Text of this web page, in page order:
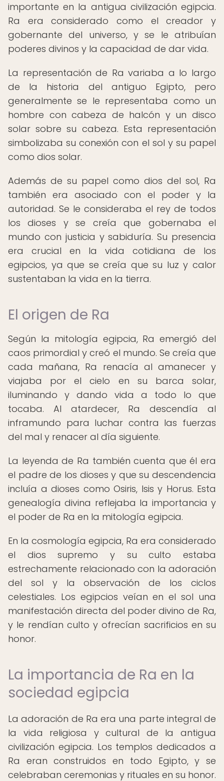
importante en la antigua civilización egipcia.
Ra era considerado como el creador y
gobernante del universo, y se le atribuían
poderes divinos y la capacidad de dar vida.
La representación de Ra variaba a lo largo
de la historia del antiguo Egipto, pero
generalmente se le representaba como un
hombre con cabeza de halcón y un disco
solar sobre su cabeza. Esta representación
simbolizaba su conexión con el sol y su papel
como dios solar.
Además de su papel como dios del sol, Ra
también era asociado con el poder y la
autoridad. Se le consideraba el rey de todos
los dioses y se creía que gobernaba el
mundo con justicia y sabiduría. Su presencia
era crucial en la vida cotidiana de los
egipcios, ya que se creía que su luz y calor
sustentaban la vida en la tierra.
El origen de Ra
Según la mitología egipcia, Ra emergió del
caos primordial y creó el mundo. Se creía que
cada mañana, Ra renacía al amanecer y
viajaba por el cielo en su barca solar,
iluminando y dando vida a todo lo que
tocaba. Al atardecer, Ra descendía al
inframundo para luchar contra las fuerzas
del mal y renacer al día siguiente.
La leyenda de Ra también cuenta que él era
el padre de los dioses y que su descendencia
incluía a dioses como Osiris, Isis y Horus. Esta
genealogía divina reflejaba la importancia y
el poder de Ra en la mitología egipcia.
En la cosmología egipcia, Ra era considerado
el dios supremo y su culto estaba
estrechamente relacionado con la adoración
del sol y la observación de los ciclos
celestiales. Los egipcios veían en el sol una
manifestación directa del poder divino de Ra,
y le rendían culto y ofrecían sacrificios en su
honor.
La importancia de Ra en la
sociedad egipcia
La adoración de Ra era una parte integral de
la vida religiosa y cultural de la antigua
civilización egipcia. Los templos dedicados a
Ra eran construidos en todo Egipto, y se
celebraban ceremonias y rituales en su honor.